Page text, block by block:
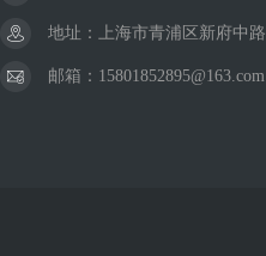
地址：上海市青浦区新府中
邮箱：15801852895@163.com